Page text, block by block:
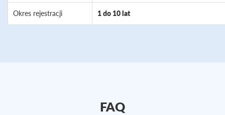
Okres rejestracji 1 do 10 lat
FAQ